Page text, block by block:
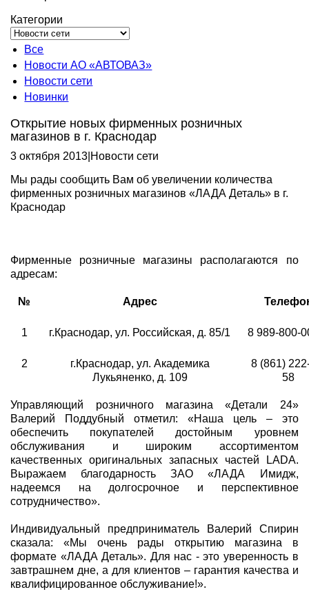
Категории
Все
Новости АО «АВТОВАЗ»
Новости сети
Новинки
Открытие новых фирменных розничных
магазинов в г. Краснодар
3 октября 2013 Новости сети
Мы рады сообщить Вам об увеличении количества
фирменных розничных магазинов «ЛАДА Деталь» в г.
Краснодар
Фирменные розничные магазины располагаются по
адресам:
№ Адрес
1 г.Краснодар, ул. Российская, д. 85/1 8 989-800-
2
г.Краснодар, ул. Академика
Лукьяненко, д. 109
8 (861)
58
Управляющий розничного магазина «Детали 24»
Валерий Поддубный отметил: «Наша цель – это
обеспечить покупателей достойным уровнем
обслуживания и широким ассортиментом
качественных оригинальных запасных частей LADA.
Выражаем благодарность ЗАО «ЛАДА Имидж,
надеемся на долгосрочное и перспективное
сотрудничество».
Индивидуальный предприниматель Валерий Спирин
сказала: «Мы очень рады открытию магазина в
формате «ЛАДА Деталь». Для нас - это уверенность в
завтрашнем дне, а для клиентов – гарантия качества и
квалифицированное обслуживание!».